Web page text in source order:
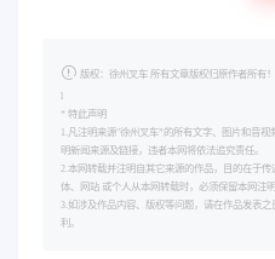
版权：徐州叉车 所有文章版权归原作者所有
* 特此声明
1.凡注明来源"徐州叉车”的所有文字、图片和音
明新闻来源及链接，违者本网将依法追究责任。
2.本网转载并注明自其它来源的作品，目的在于
体、网站 或个人从本网转载时，必须保留本网注
3.如涉及作品内容、版权等问题，请在作品发表
利。